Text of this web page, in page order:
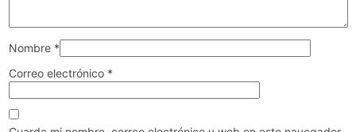
Nombre *
Correo electrónico *